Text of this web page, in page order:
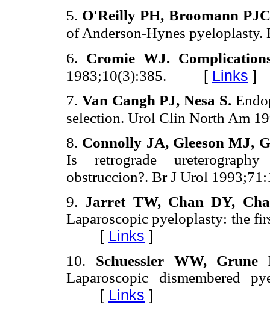
5. O'Reilly PH, Broomann
of Anderson-Hynes
6. Cromie WJ.
1983;10(3):385.
[ Links ]
7. Van Cangh PJ, Nesa S.
selection. Urol Clin North Am
8. Connolly JA, Gleeson MJ,
Is retrograde
obstruccion?. Br J Urol
9. Jarret TW, Chan DY,
Laparoscopic pyeloplasty: the
[ Links ]
10. Schuessler WW,
Laparoscopic dismembered
[ Links ]